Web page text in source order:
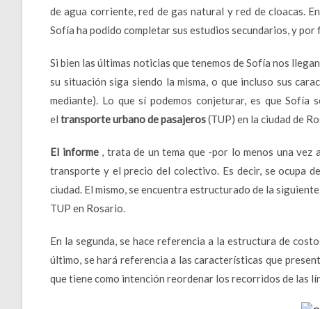
de agua corriente, red de gas natural y red de cloacas.
Sofía ha podido completar sus estudios secundarios, y
Si bien las últimas noticias que tenemos de Sofía nos
su situación siga siendo la misma, o que incluso sus
mediante). Lo que sí podemos conjeturar, es que
el transporte urbano de pasajeros(TUP) en la ciudad de
El informe, trata de un tema que -por lo menos una vez
transporte y el precio del colectivo. Es decir, se ocupa
ciudad. El mismo, se encuentra estructurado de la
TUP en Rosario.
En la segunda, se hace referencia a la estructura de
último, se hará referencia a las características que
que tiene como intención reordenar los recorridos de las